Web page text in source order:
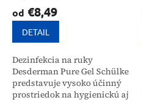
od €8,49
DETAIL
Dezinfekcia na ruky
Desderman Pure Gel Schülke
predstavuje vysoko účinný
prostriedok na hygienickú aj